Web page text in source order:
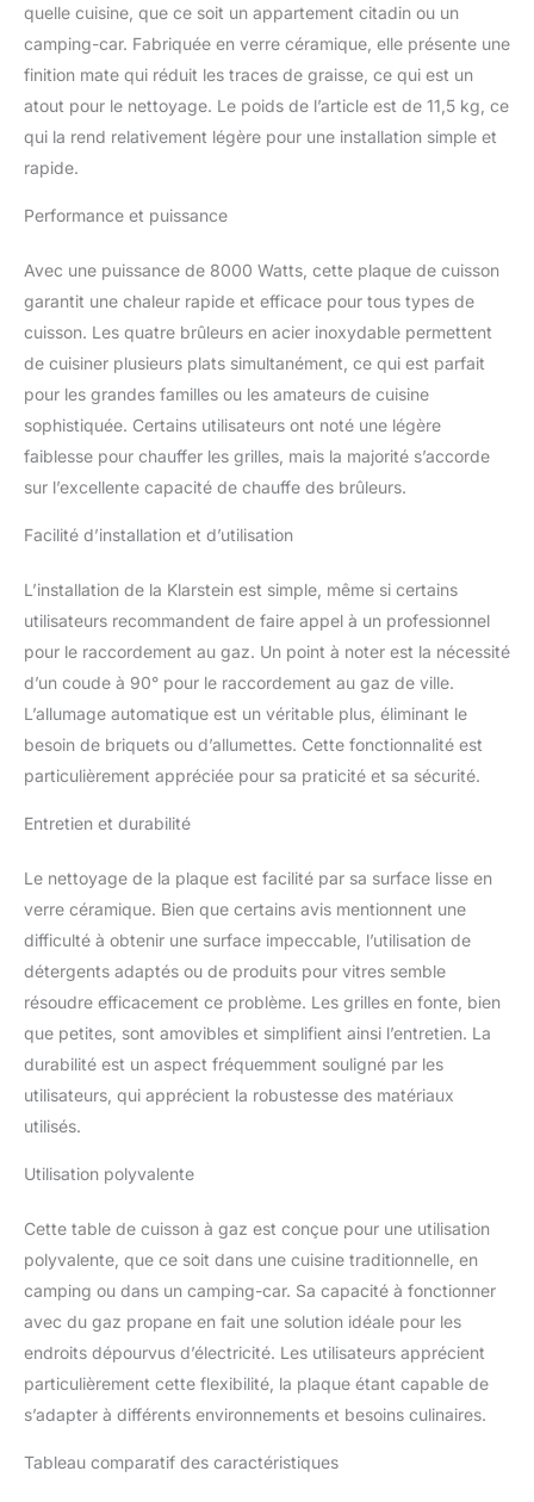
et le dispositif de
coupure de flamme
coupe l'alimentation en
gaz lorsque la flamme
est coupée, le risque de
fuite de gaz est évité
gaz fournit une
puissance max de 8 kW
au propane et au gaz
une utilisation
polyvalente, convient
aussi pour une caravane
et camping. Buses
GPL/GN incluses.
UTILISER : Ces tables de
sans effort par un
interrupteur rotatif à
poussoir qui peut
empêcher les enfants de
le gaz, avec un réglage
flexible et précis du gaz.
UN NETTOYAGE RAPIDE
lisse qui est très facile à
nettoyer. La cuisiniere
parfaitement intégrée au
plan de travail afin de
gagner de l'espace dans
votre cuisine.
quelle cuisine, que ce soit un appartement citadin ou un
camping-car. Fabriquée en verre céramique, elle présente une
finition mate qui réduit les traces de graisse, ce qui est un
atout pour le nettoyage. Le poids de l’article est de 11,5 kg, ce
qui la rend relativement légère pour une installation simple et
rapide.
Performance et puissance
Avec une puissance de 8000 Watts, cette plaque de cuisson
garantit une chaleur rapide et efficace pour tous types de
cuisson. Les quatre brûleurs en acier inoxydable permettent
de cuisiner plusieurs plats simultanément, ce qui est parfait
pour les grandes familles ou les amateurs de cuisine
sophistiquée. Certains utilisateurs ont noté une légère
faiblesse pour chauffer les grilles, mais la majorité s’accorde
sur l’excellente capacité de chauffe des brûleurs.
Facilité d’installation et d’utilisation
L’installation de la Klarstein est simple, même si certains
utilisateurs recommandent de faire appel à un professionnel
pour le raccordement au gaz. Un point à noter est la nécessité
d’un coude à 90° pour le raccordement au gaz de ville.
L’allumage automatique est un véritable plus, éliminant le
besoin de briquets ou d’allumettes. Cette fonctionnalité est
particulièrement appréciée pour sa praticité et sa sécurité.
Entretien et durabilité
Le nettoyage de la plaque est facilité par sa surface lisse en
verre céramique. Bien que certains avis mentionnent une
difficulté à obtenir une surface impeccable, l’utilisation de
détergents adaptés ou de produits pour vitres semble
résoudre efficacement ce problème. Les grilles en fonte, bien
que petites, sont amovibles et simplifient ainsi l’entretien. La
durabilité est un aspect fréquemment souligné par les
utilisateurs, qui apprécient la robustesse des matériaux
utilisés.
Utilisation polyvalente
Cette table de cuisson à gaz est conçue pour une utilisation
polyvalente, que ce soit dans une cuisine traditionnelle, en
camping ou dans un camping-car. Sa capacité à fonctionner
avec du gaz propane en fait une solution idéale pour les
endroits dépourvus d’électricité. Les utilisateurs apprécient
particulièrement cette flexibilité, la plaque étant capable de
s’adapter à différents environnements et besoins culinaires.
Tableau comparatif des caractéristiques